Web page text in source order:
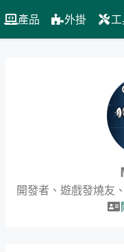
產品 外掛
開發者、遊戲發燒友